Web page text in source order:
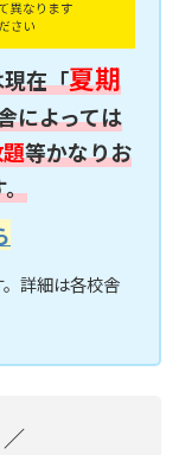
在「夏期
によっては
等かなりお
。
詳細は各校舎